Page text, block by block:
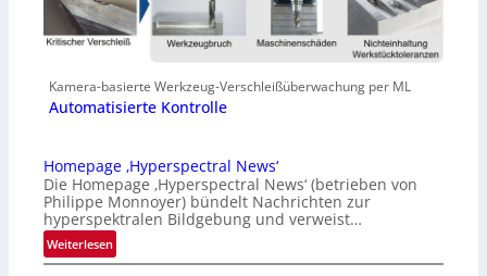
Kamera-basierte Werkzeug-Verschleißüberwachung per ML
Automatisierte Kontrolle
Homepage ‚Hyperspectral News‘
Die Homepage ‚Hyperspectral News‘ (betrieben von
Philippe Monnoyer) bündelt Nachrichten zur
hyperspektralen Bildgebung und verweist…
Weiterlesen:
H